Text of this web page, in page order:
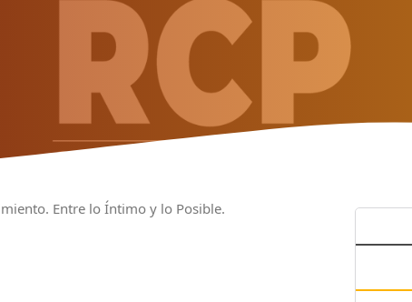
Entre lo Íntimo y lo Posible.